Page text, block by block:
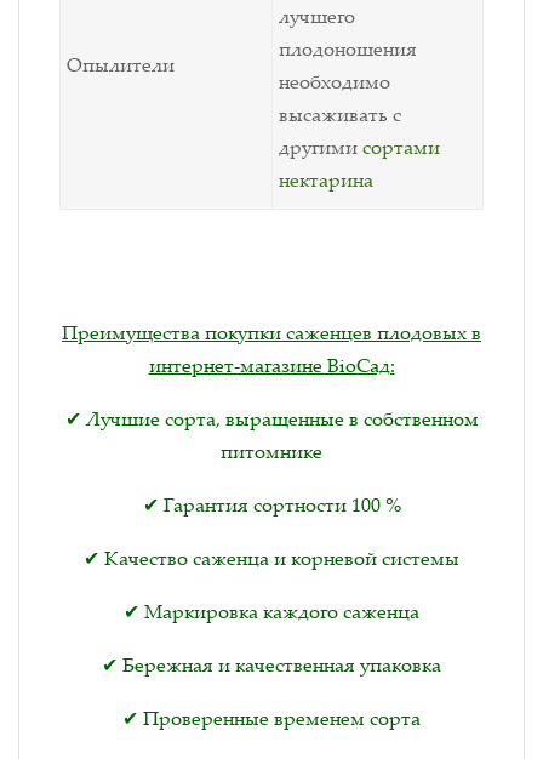
Опылители
лучшего
плодоношения
необходимо
высаживать с
другимисортами
нектарина
Преимущества покупки саженцев плодовых в
интернет-магазине BioСад:
✔ Лучшие сорта, выращенные в собственном
питомнике
✔ Гарантия сортности 100 %
✔ Качество саженца и корневой системы
✔ Маркировка каждого саженца
✔ Бережная и качественная упаковка
✔ Проверенные временем сорта